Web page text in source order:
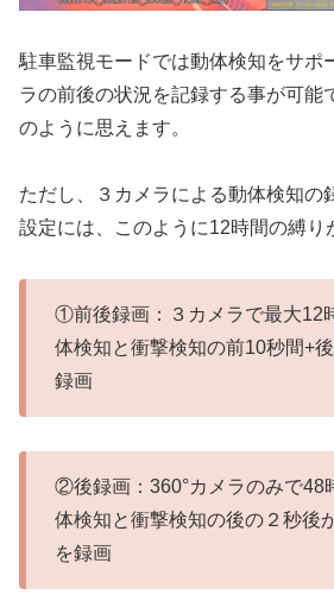
駐車監視モードでは動体検知をサポ
ラの前後の状況を記録する事が可能
のように思えます。
ただし、３カメラによる動体検知の
設定には、このように12時間の縛り
①前後録画：３カメラで最大12
体検知と衝撃検知の前10秒間+
録画
②後録画：360°カメラのみで48
体検知と衝撃検知の後の２秒後
を録画